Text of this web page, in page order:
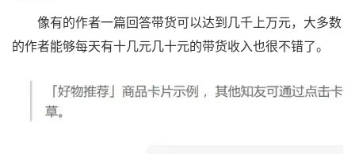
像有的作者一篇回答带货可以达到几千上万元，大多数
的作者能够每天有十几元几十元的带货收入也很不错了。